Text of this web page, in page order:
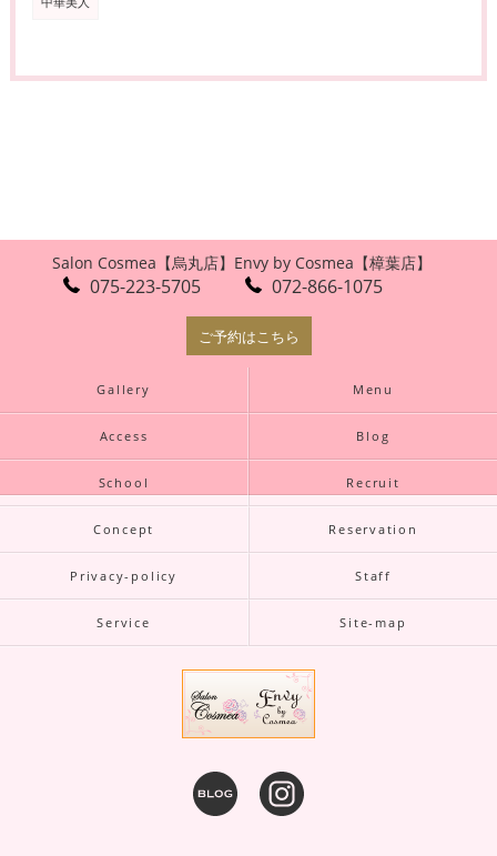
Salon Cosmea【烏丸店】
075-223-5705
Envy by Cosmea【樟葉店】
072-866-1075
ご予約はこちら
Gallery Menu
Access Blog
School Recruit
Concept Reservation
Privacy-policy Staff
Service Site-map